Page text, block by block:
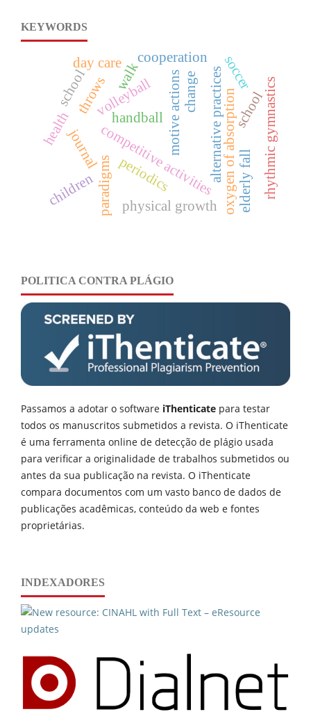
KEYWORDS
motive actions
competitive activities
throws
handball
volleyball
paradigms
alternative practices
journal
periodics
health
children oxygen of absorption
walk
physical growth
day care cooperation
change school
soccer
elderly fallrhythmic gymnastics
school
POLITICA CONTRA PLÁGIO
Passamos a adotar o software iThenticate para testar
todos os manuscritos submetidos a revista. O iThenticate
é uma ferramenta online de detecção de plágio usada
para verificar a originalidade de trabalhos submetidos ou
antes da sua publicação na revista. O iThenticate
compara documentos com um vasto banco de dados de
publicações acadêmicas, conteúdo da web e fontes
proprietárias.
INDEXADORES